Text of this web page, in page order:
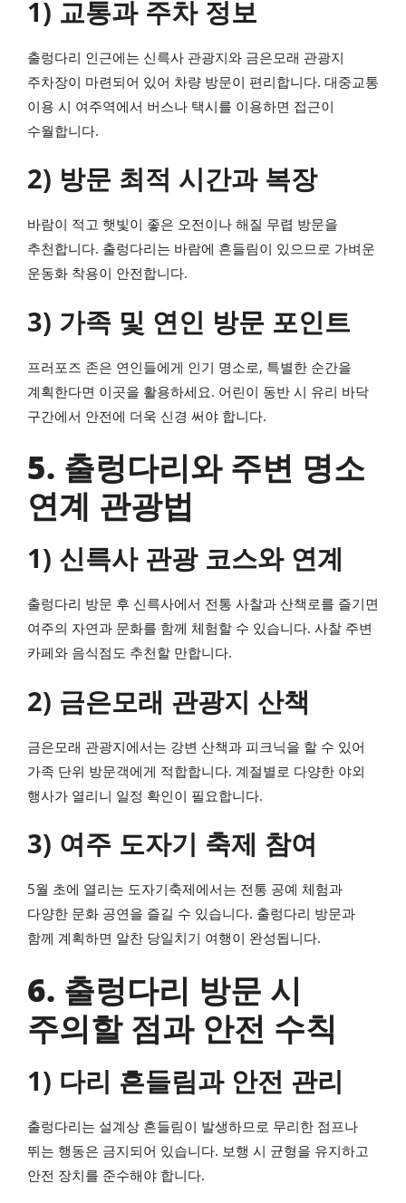
1) 교통과 주차 정보
출렁다리 인근에는 신륵사 관광지와 금은모래 관광지
주차장이 마련되어 있어 차량 방문이 편리합니다. 대중교통
이용 시 여주역에서 버스나 택시를 이용하면 접근이
수월합니다.
2) 방문 최적 시간과 복장
바람이 적고 햇빛이 좋은 오전이나 해질 무렵 방문을
추천합니다. 출렁다리는 바람에 흔들림이 있으므로 가벼운
운동화 착용이 안전합니다.
3) 가족 및 연인 방문 포인트
프러포즈 존은 연인들에게 인기 명소로, 특별한 순간을
계획한다면 이곳을 활용하세요. 어린이 동반 시 유리 바닥
구간에서 안전에 더욱 신경 써야 합니다.
5. 출렁다리와 주변 명소
연계 관광법
1) 신륵사 관광 코스와 연계
출렁다리 방문 후 신륵사에서 전통 사찰과 산책로를 즐기면
여주의 자연과 문화를 함께 체험할 수 있습니다. 사찰 주변
카페와 음식점도 추천할 만합니다.
2) 금은모래 관광지 산책
금은모래 관광지에서는 강변 산책과 피크닉을 할 수 있어
가족 단위 방문객에게 적합합니다. 계절별로 다양한 야외
행사가 열리니 일정 확인이 필요합니다.
3) 여주 도자기 축제 참여
5월 초에 열리는 도자기축제에서는 전통 공예 체험과
다양한 문화 공연을 즐길 수 있습니다. 출렁다리 방문과
함께 계획하면 알찬 당일치기 여행이 완성됩니다.
6. 출렁다리 방문 시
주의할 점과 안전 수칙
1) 다리 흔들림과 안전 관리
출렁다리는 설계상 흔들림이 발생하므로 무리한 점프나
뛰는 행동은 금지되어 있습니다. 보행 시 균형을 유지하고
안전 장치를 준수해야 합니다.